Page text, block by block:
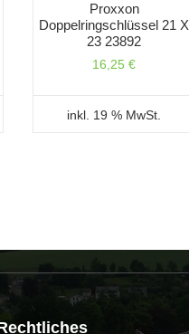
Proxxon
Doppelringschlüssel 21 X
23 23892
16,25€
inkl. 19 % MwSt.